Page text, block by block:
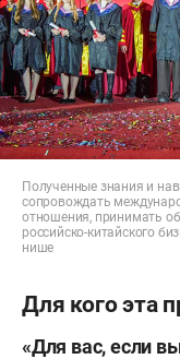
Полученные знания и
сопровождать
отношения, принимать
российско-китайского
нише
Для кого эта
«Для вас, если